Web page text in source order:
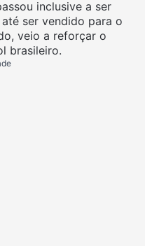
inclusive a ser
ser vendido para o
veio a reforçar o
brasileiro.